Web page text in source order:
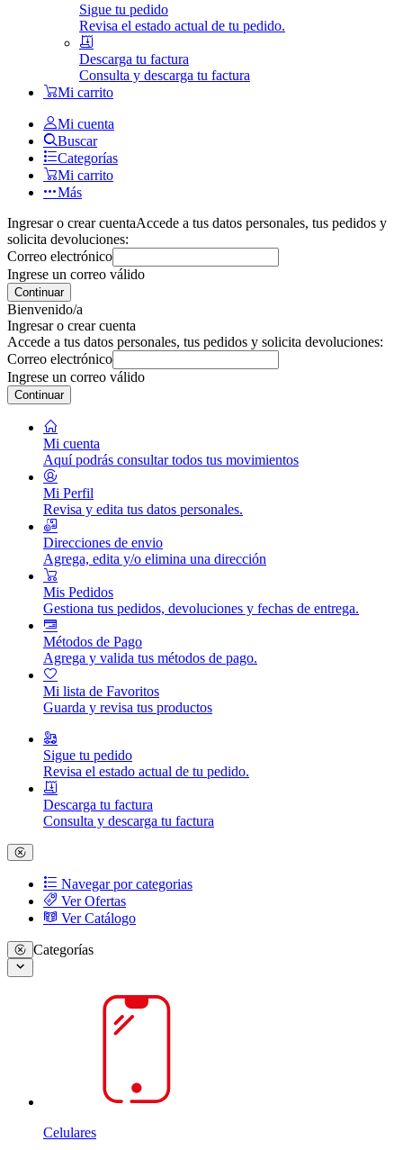
Sigue tu pedido
Revisa el estado actual de tu pedido.
Descarga tu factura
Consulta y descarga tu factura
Mi carrito
Mi cuenta
Buscar
Categorías
Mi carrito
Más
Ingresar o crear cuentaAccede a tus datos personales, tus pedidos y
solicita devoluciones:
Correo electrónico
Ingrese un correo válido
Continuar
Bienvenido/a
Ingresar o crear cuenta
Accede a tus datos personales, tus pedidos y solicita devoluciones:
Correo electrónico
Ingrese un correo válido
Continuar
Mi cuenta
Aquí podrás consultar todos tus movimientos
Mi Perfil
Revisa y edita tus datos personales.
Direcciones de envio
Agrega, edita y/o elimina una dirección
Mis Pedidos
Gestiona tus pedidos, devoluciones y fechas de entrega.
Métodos de Pago
Agrega y valida tus métodos de pago.
Mi lista de Favoritos
Guarda y revisa tus productos
Sigue tu pedido
Revisa el estado actual de tu pedido.
Descarga tu factura
Consulta y descarga tu factura
Navegar por categorias
Ver Ofertas
Ver Catálogo
Categorías
Celulares